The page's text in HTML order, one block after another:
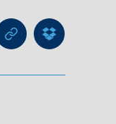
Threads
Trainer